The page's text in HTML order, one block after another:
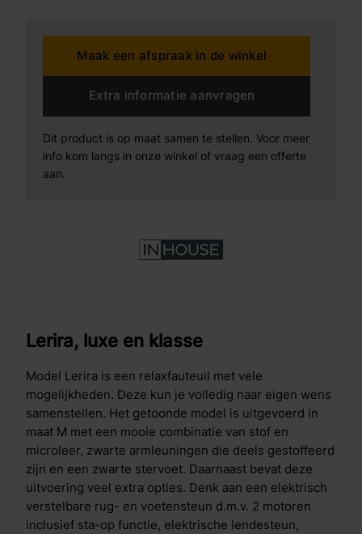
inclusief sta-op functie, elektrische lendesteun,
stoelverwarming en pneumatisch massage systeem.
Maak een afspraak in de winkel
Extra informatie aanvragen
Dit product is op maat samen te stellen. Voor meer
info kom langs in onze winkel of vraag een offerte
aan.
Lerira, luxe en klasse
Model Lerira is een relaxfauteuil met vele
mogelijkheden. Deze kun je volledig naar eigen wens
samenstellen. Het getoonde model is uitgevoerd in
maat M met een mooie combinatie van stof en
microleer, zwarte armleuningen die deels gestoffeerd
zijn en een zwarte stervoet. Daarnaast bevat deze
uitvoering veel extra opties. Denk aan een elektrisch
verstelbare rug- en voetensteun d.m.v. 2 motoren
inclusief sta-op functie, elektrische lendesteun,